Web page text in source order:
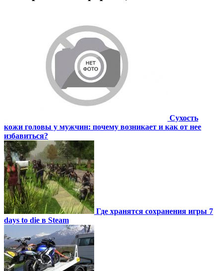
Сухость
кожи головы у мужчин: почему возникает и как от нее
избавиться?
Где хранятся сохранения игры 7
days to die в Steam